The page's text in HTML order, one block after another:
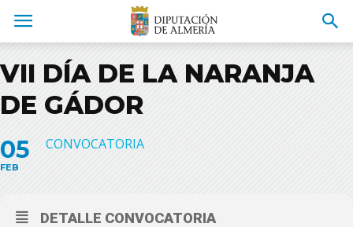
VII DÍA DE LA NARANJA
DE GÁDOR
05
FEB
CONVOCATORIA
DETALLE CONVOCATORIA